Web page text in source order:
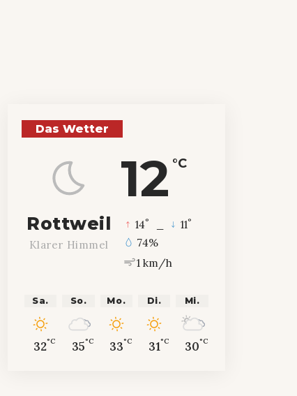
Das Wetter
12 °C
Rottweil
Klarer Himmel
14° 11°
74%
1 km/h
Sa.
32°C
So.
35°C
Mo.
33°C
Di.
31°C
Mi.
30°C